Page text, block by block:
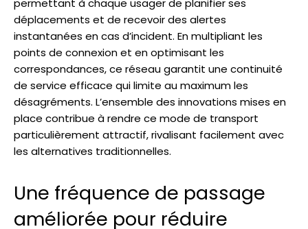
permettant à chaque usager de planifier ses
déplacements et de recevoir des alertes
instantanées en cas d’incident. En multipliant les
points de connexion et en optimisant les
correspondances, ce réseau garantit une continuité
de service efficace qui limite au maximum les
désagréments. L’ensemble des innovations mises en
place contribue à rendre ce mode de transport
particulièrement attractif, rivalisant facilement avec
les alternatives traditionnelles.
Une fréquence de passage
améliorée pour réduire